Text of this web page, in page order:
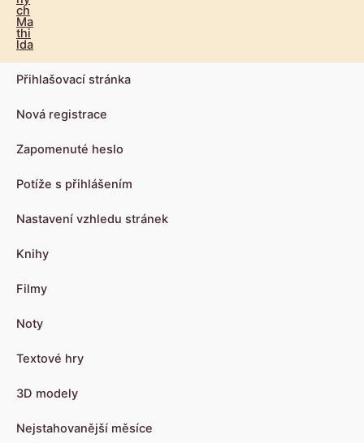
Přihlašovací stránka
Nová registrace
Zapomenuté heslo
Potíže s přihlášením
Nastavení vzhledu stránek
Knihy
Filmy
Noty
Textové hry
3D modely
Nejstahovanější měsíce